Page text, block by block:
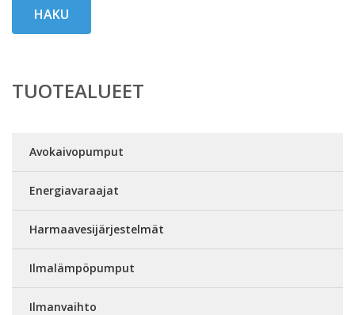
HAKU
TUOTEALUEET
Avokaivopumput
Energiavaraajat
Harmaavesijärjestelmät
Ilmalämpöpumput
Ilmanvaihto